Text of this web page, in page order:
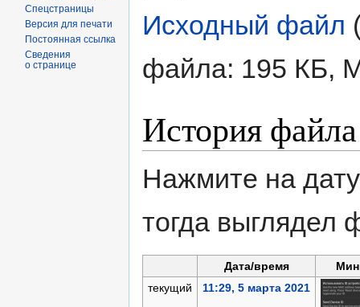
Исходный файл
файла: 195 КБ,
История файла
Нажмите на
тогда выглядел
Дата/время
текущий
11:29, 5 марта 2021
Спецстраницы
Версия для печати
Постоянная ссылка
Сведения
о странице